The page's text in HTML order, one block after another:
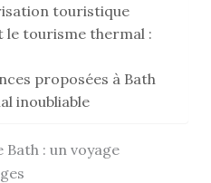
touristique
le tourisme thermal :
proposées à Bath
inoubliable
Bath : un voyage